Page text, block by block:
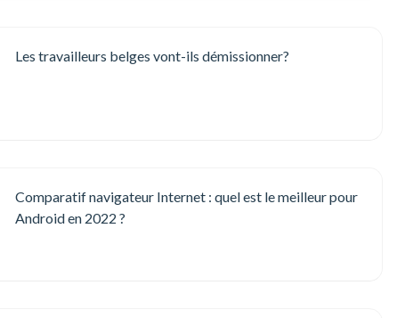
Les travailleurs belges vont-ils démissionner?
Comparatif navigateur Internet : quel est le meilleur pour
Android en 2022 ?